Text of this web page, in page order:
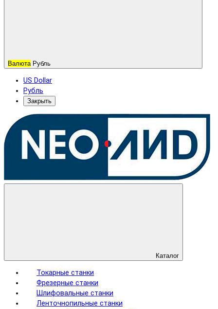
Валюта Рубль
US Dollar
Рубль
Закрыть
Каталог
Токарные станки
Фрезерные станки
Шлифовальные станки
Ленточнопильные станки